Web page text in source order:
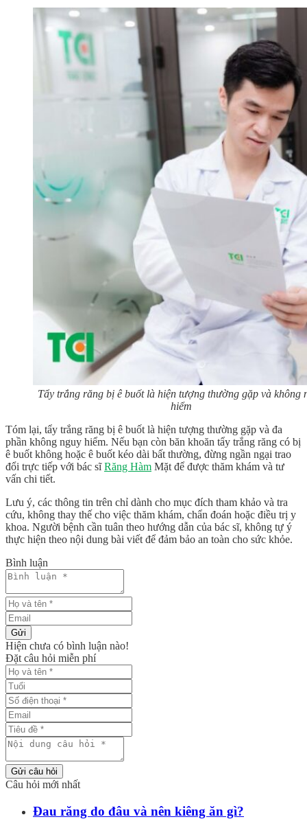
Tẩy trắng răng bị ê buốt là hiện tượng thường gặp và không
hiểm
Tóm lại, tẩy trắng răng bị ê buốt là hiện tượng thường gặp và đa
phần không nguy hiểm. Nếu bạn còn băn khoăn tẩy trắng răng có bị
ê buốt không hoặc ê buốt kéo dài bất thường, đừng ngần ngại trao
đổi trực tiếp với bác sĩRăng Hàm Mặt để được thăm khám và tư
vấn chi tiết.
Lưu ý, các thông tin trên chỉ dành cho mục đích tham khảo và tra
cứu, không thay thế cho việc thăm khám, chẩn đoán hoặc điều trị y
khoa. Người bệnh cần tuân theo hướng dẫn của bác sĩ, không tự ý
thực hiện theo nội dung bài viết để đảm bảo an toàn cho sức khỏe.
Bình luận
Gửi
Hiện chưa có bình luận nào!
Đặt câu hỏi miễn phí
Gửi câu hỏi
Câu hỏi mới nhất
Đau răng do đâu và nên kiêng ăn gì?